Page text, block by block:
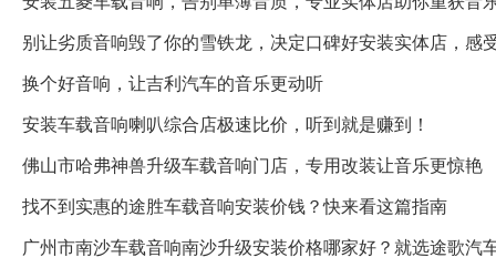
别让劣质音响毁了你的雪铁龙，决定口碑好安装实体店，感
换个好音响，让吉利汽车的音乐更动听
安装车载音响喇叭综合店极速比价，听到就是赚到！
佛山市哈弗神兽升级车载音响门店，专用改装让音乐更惊艳
找不到实惠的途胜车载音响安装价钱？快来看这篇指南
广州市南沙车载音响南沙升级安装价格哪家好？就选途歌汽